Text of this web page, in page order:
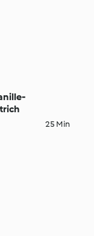
25 Min